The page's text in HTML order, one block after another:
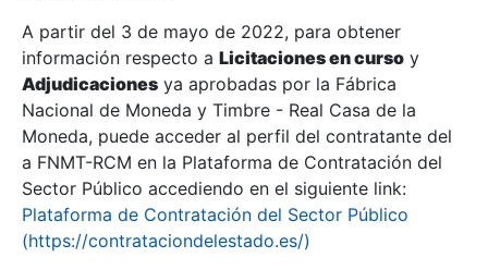
Erakutsi/Ezkutatu
Erakutsi/Ezkutatu
Erakutsi/Ezkutatu
A partir del 3 de mayo de 2022, para obtener
información respecto a Licitaciones en curso y
Adjudicaciones ya aprobadas por la Fábrica
Nacional de Moneda y Timbre - Real Casa de la
Moneda, puede acceder al perfil del contratante del
a FNMT-RCM en la Plataforma de Contratación del
Sector Público accediendo en el siguiente link:
Plataforma de Contratación del Sector Público
(https://contrataciondelestado.es/)